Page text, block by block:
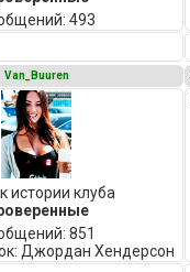
493
Van_Buuren
истории клуба
851
Джордан Хендерсон